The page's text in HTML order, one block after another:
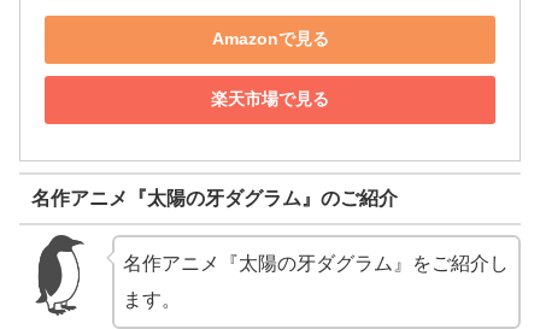
Amazonで見る
楽天市場で見る
名作アニメ『太陽の牙ダグラム』のご紹介
名作アニメ『太陽の牙ダグラム』をご紹介し
ます。